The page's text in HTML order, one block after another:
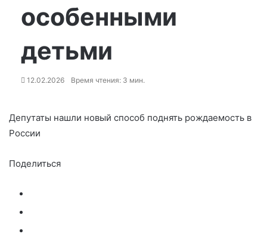
особенными
детьми
12.02.2026 Время чтения: 3 мин.
Депутаты нашли новый способ поднять рождаемость в
России
Поделиться